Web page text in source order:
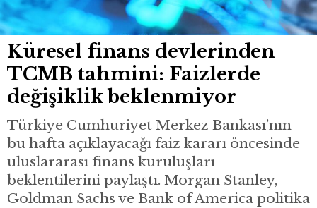
Küresel finans devlerinden
TCMB tahmini: Faizlerde
değişiklik beklenmiyor
Türkiye Cumhuriyet Merkez Bankası’nın
bu hafta açıklayacağı faiz kararı öncesinde
uluslararası finans kuruluşları
beklentilerini paylaştı. Morgan Stanley,
Goldman Sachs ve Bank of America politika